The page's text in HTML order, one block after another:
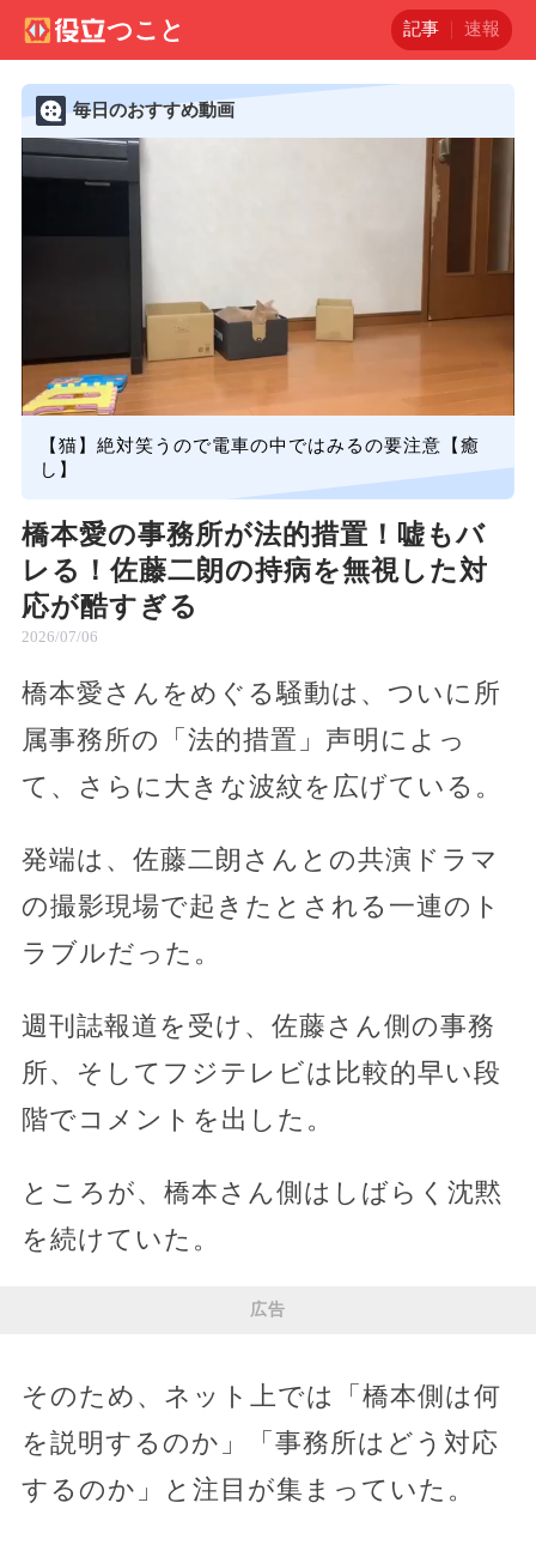
記事 速報
毎日のおすすめ動画
【猫】絶対笑うので電車の中ではみるの要注意【癒
し】
橋本愛の事務所が法的措置！嘘もバ
レる！佐藤二朗の持病を無視した対
応が酷すぎる
2026/07/06
橋本愛さんをめぐる騒動は、ついに所
属事務所の「法的措置」声明によっ
て、さらに大きな波紋を広げている。
発端は、佐藤二朗さんとの共演ドラマ
の撮影現場で起きたとされる一連のト
ラブルだった。
週刊誌報道を受け、佐藤さん側の事務
所、そしてフジテレビは比較的早い段
階でコメントを出した。
ところが、橋本さん側はしばらく沈黙
を続けていた。
広告
そのため、ネット上では「橋本側は何
を説明するのか」「事務所はどう対応
するのか」と注目が集まっていた。